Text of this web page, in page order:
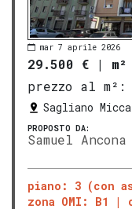
mar 7 aprile 2026
29.500 € |
prezzo al m²:
Sagliano Micca
PROPOSTO DA:
Samuel Ancona
piano: 3 (con
zona OMI: B1